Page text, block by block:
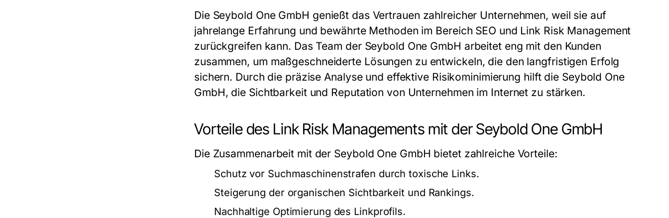
Die Seybold One GmbH genießt das Vertrauen zahlreicher Unternehmen, weil sie auf
jahrelange Erfahrung und bewährte Methoden im Bereich SEO und Link Risk Management
zurückgreifen kann. Das Team der Seybold One GmbH arbeitet eng mit den Kunden
zusammen, um maßgeschneiderte Lösungen zu entwickeln, die den langfristigen Erfolg
sichern. Durch die präzise Analyse und effektive Risikominimierung hilft die Seybold One
GmbH, die Sichtbarkeit und Reputation von Unternehmen im Internet zu stärken.
Vorteile des Link Risk Managements mit der Seybold One GmbH
Die Zusammenarbeit mit der Seybold One GmbH bietet zahlreiche Vorteile:
Schutz vor Suchmaschinenstrafen durch toxische Links.
Steigerung der organischen Sichtbarkeit und Rankings.
Nachhaltige Optimierung des Linkprofils.